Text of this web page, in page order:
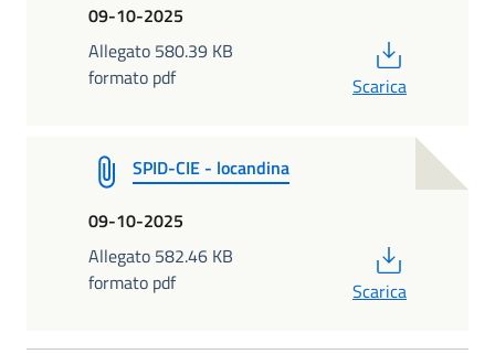
09-10-2025
Allegato 580.39 KB
formato pdf
Scarica
SPID-CIE - locandina
09-10-2025
Allegato 582.46 KB
formato pdf
Scarica